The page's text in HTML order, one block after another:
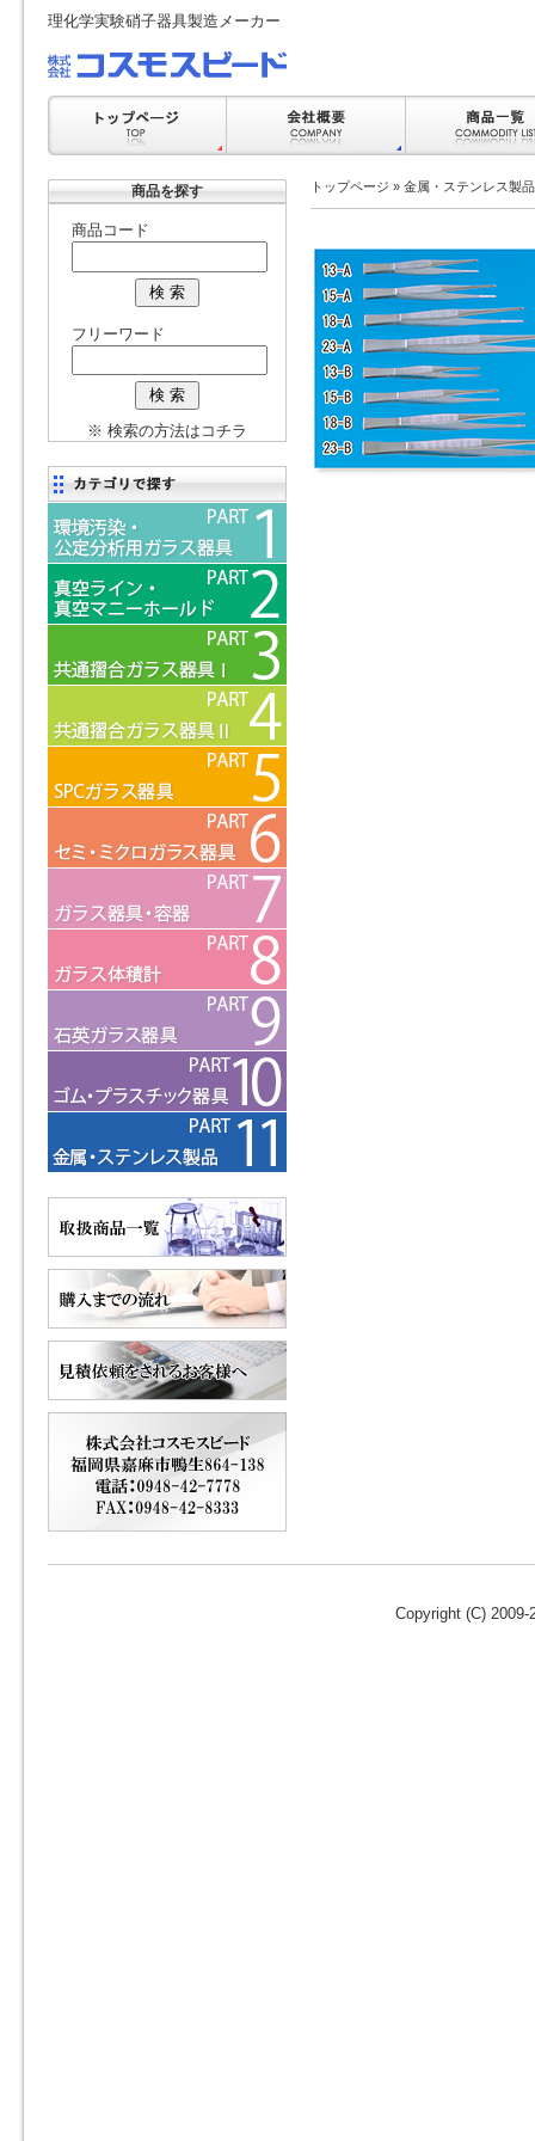
理化学実験硝子器具製造メーカー
商品を探す
商品コード
フリーワード
※ 検索の方法はコチラ
トップページ » 金属・ステンレス製品
Copyright (C)